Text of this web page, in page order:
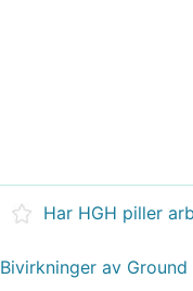
Har HGH piller
Bivirkninger av